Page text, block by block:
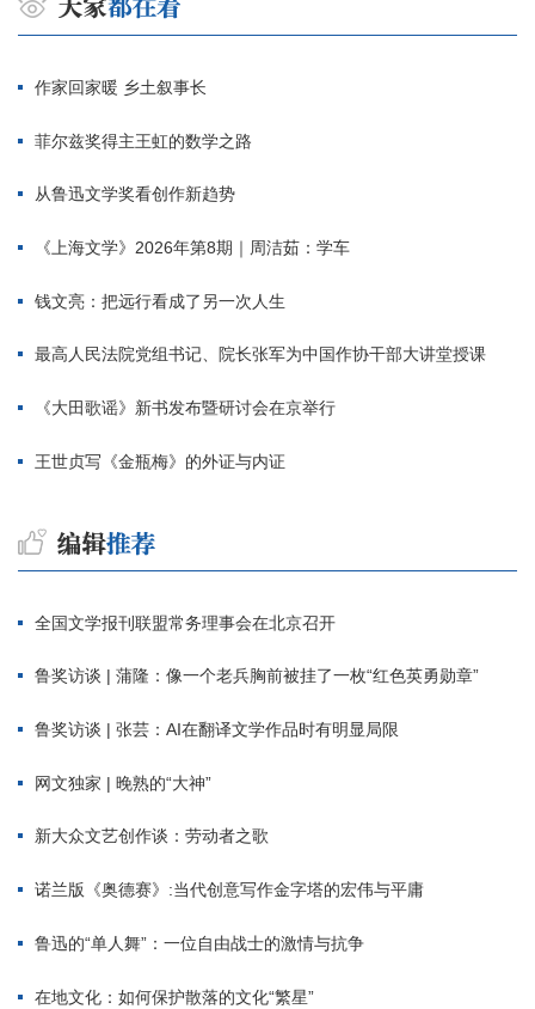
作家回家暖 乡土叙事长
菲尔兹奖得主王虹的数学之路
从鲁迅文学奖看创作新趋势
《上海文学》2026年第8期｜周洁茹：学车
钱文亮：把远行看成了另一次人生
最高人民法院党组书记、院长张军为中国作协干部大讲堂授课
《大田歌谣》新书发布暨研讨会在京举行
王世贞写《金瓶梅》的外证与内证
全国文学报刊联盟常务理事会在北京召开
鲁奖访谈 | 蒲隆：像一个老兵胸前被挂了一枚“红色英勇勋章”
鲁奖访谈 | 张芸：AI在翻译文学作品时有明显局限
网文独家 | 晚熟的“大神”
新大众文艺创作谈：劳动者之歌
诺兰版《奥德赛》:当代创意写作金字塔的宏伟与平庸
鲁迅的“单人舞”：一位自由战士的激情与抗争
在地文化：如何保护散落的文化“繁星”